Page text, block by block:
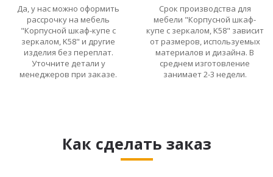
Да, у нас можно оформить
рассрочку на мебель
"Корпусной шкаф-купе с
зеркалом, K58" и другие
изделия без переплат.
Уточните детали у
менеджеров при заказе.
Срок производства для
мебели "Корпусной шкаф-
купе с зеркалом, K58" зависит
от размеров, используемых
материалов и дизайна. В
среднем изготовление
занимает 2-3 недели.
Как сделать заказ